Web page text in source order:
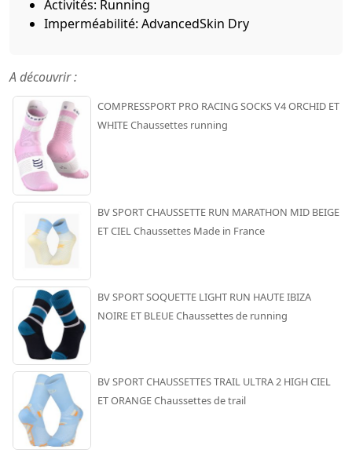
Activités: Running
Imperméabilité: AdvancedSkin Dry
A découvrir :
COMPRESSPORT PRO RACING SOCKS V4 ORCHID ET
WHITE Chaussettes running
BV SPORT CHAUSSETTE RUN MARATHON MID BEIGE
ET CIEL Chaussettes Made in France
BV SPORT SOQUETTE LIGHT RUN HAUTE IBIZA
NOIRE ET BLEUE Chaussettes de running
BV SPORT CHAUSSETTES TRAIL ULTRA 2 HIGH CIEL
ET ORANGE Chaussettes de trail